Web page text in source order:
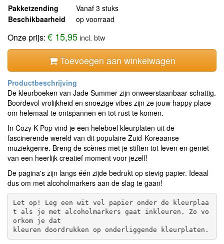
Pakketzending
Vanaf 3 stuks
Beschikbaarheid
op voorraad
Onze prijs: € 15,95incl. btw
Toevoegen aan winkelwagen
De kleurboeken van Jade Summer zijn onweerstaanbaar schattig.
Boordevol vrolijkheid en snoezige vibes zijn ze jouw happy place
om helemaal te ontspannen en tot rust te komen.
In Cozy K-Pop vind je een heleboel kleurplaten uit de
fascinerende wereld van dit populaire Zuid-Koreaanse
muziekgenre. Breng de scènes met je stiften tot leven en geniet
van een heerlijk creatief moment voor jezelf!
De pagina's zijn langs één zijde bedrukt op stevig papier. Ideaal
dus om met alcoholmarkers aan de slag te gaan!
Let op! Leg een wit vel papier onder de kleurplaa
t als je met alcoholmarkers gaat inkleuren. Zo vo
orkom je dat